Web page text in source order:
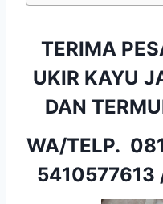
TERIMA
UKIR KAYU
DAN
WA/TELP.
5410577613